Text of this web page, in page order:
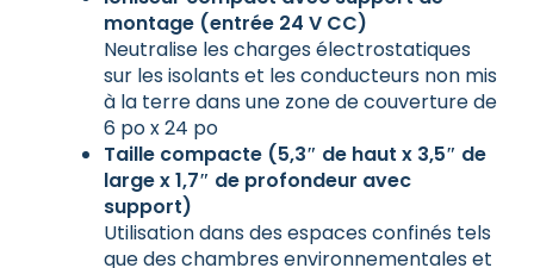
montage (entrée 24 V CC)
Neutralise les charges électrostatiques
sur les isolants et les conducteurs non mis
à la terre dans une zone de couverture de
6 po x 24 po
Taille compacte (5,3″ de haut x 3,5″ de
large x 1,7″ de profondeur avec
support)
Utilisation dans des espaces confinés tels
que des chambres environnementales et